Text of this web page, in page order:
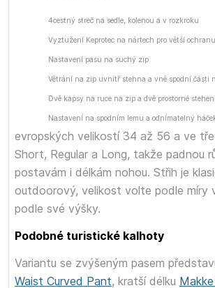
4cestný streč na sedle, kolenou a v rozkroku
Vyztužení Keprotec na nártech pro větší ochranu
Nastavení pasu na suchý zip
Větrání na zip uvnitř stehna a vně spodní části
Dvě kapsy na ruce na zip a dvě prostorné
Nastavení na spodním lemu a odnímatelný
evropských velikostí 34 až 56 a ve
Short, Regular a Long, takže padnou
postavám i délkám nohou. Střih je
outdoorový, velikost volte podle míry
podle své výšky.
Podobné turistické kalhoty
Variantu se zvýšeným pasem
Waist Curved Pant, kratší délku